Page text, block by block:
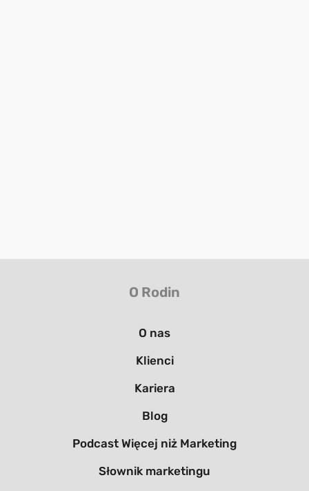
O Rodin
O nas
Klienci
Kariera
Blog
Podcast Więcej niż Marketing
Słownik marketingu